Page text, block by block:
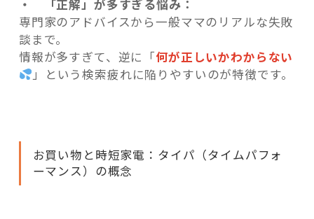
・ 「正解」が多すぎる悩み：
専門家のアドバイスから一般ママのリアルな失敗
談まで。
情報が多すぎて、逆に「何が正しいかわからない
」という検索疲れに陥りやすいのが特徴です。
お買い物と時短家電：タイパ（タイムパフォ
ーマンス）の概念